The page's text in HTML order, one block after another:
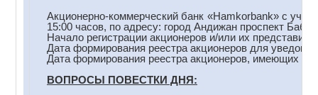
Акционерно-коммерческий банк «Hamkorbank» с
15:00 часов, по адресу: город Андижан проспект
Начало регистрации акционеров и/или их
Дата формирования реестра акционеров для
Дата формирования реестра акционеров, имеющих
ВОПРОСЫ ПОВЕСТКИ ДНЯ: